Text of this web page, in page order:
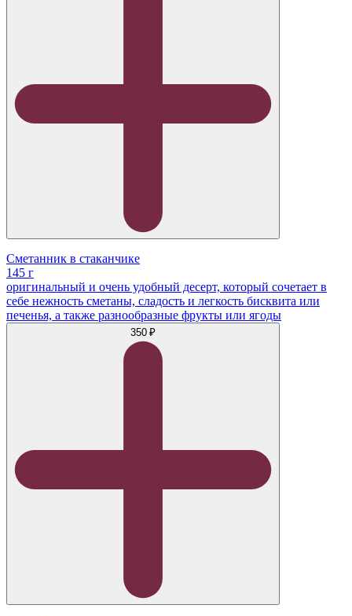
Сметанник в стаканчике
145 г
оригинальный и очень удобный десерт, который сочетает в
себе нежность сметаны, сладость и легкость бисквита или
печенья, а также разнообразные фрукты или ягоды
350 ₽